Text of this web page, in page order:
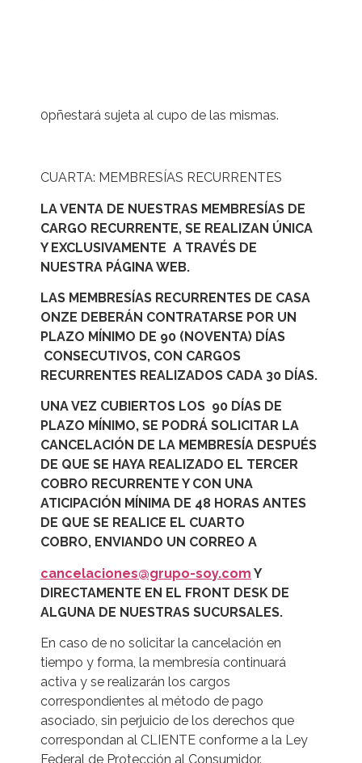
0pñestará sujeta al cupo de las mismas.
CUARTA: MEMBRESÍAS RECURRENTES
LA VENTA DE NUESTRAS MEMBRESÍAS DE
CARGO RECURRENTE, SE REALIZAN ÚNICA
Y EXCLUSIVAMENTE A TRAVÉS DE
NUESTRA PÁGINA WEB.
LAS MEMBRESÍAS RECURRENTES DE CASA
ONZE DEBERÁN CONTRATARSE POR UN
PLAZO MÍNIMO DE 90 (NOVENTA) DÍAS
CONSECUTIVOS, CON CARGOS
RECURRENTES REALIZADOS CADA 30 DÍAS.
UNA VEZ CUBIERTOS LOS 90 DÍAS DE
PLAZO MÍNIMO, SE PODRÁ SOLICITAR LA
CANCELACIÓN DE LA MEMBRESÍA DESPUÉS
DE QUE SE HAYA REALIZADO EL TERCER
COBRO RECURRENTE Y CON UNA
ATICIPACIÓN MÍNIMA DE 48 HORAS ANTES
DE QUE SE REALICE EL CUARTO
COBRO, ENVIANDO UN CORREO A
cancelaciones@grupo-soy.com Y
DIRECTAMENTE EN EL FRONT DESK DE
ALGUNA DE NUESTRAS SUCURSALES.
En caso de no solicitar la cancelación en
tiempo y forma, la membresía continuará
activa y se realizarán los cargos
correspondientes al método de pago
asociado, sin perjuicio de los derechos que
correspondan al CLIENTE conforme a la Ley
Federal de Protección al Consumidor.